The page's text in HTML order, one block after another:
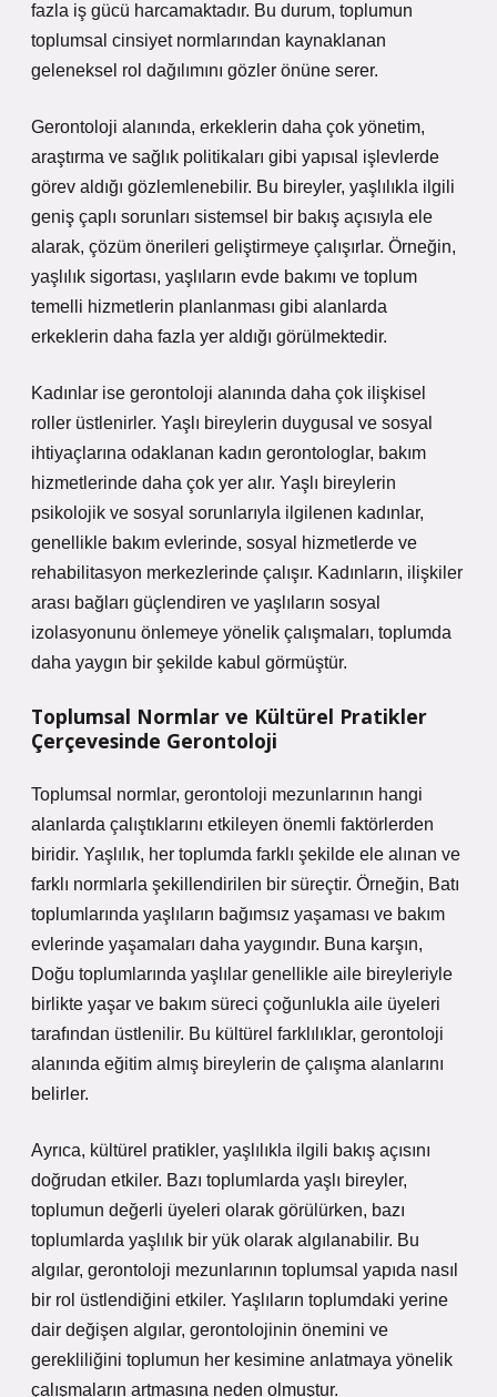
fazla iş gücü harcamaktadır. Bu durum, toplumun
toplumsal cinsiyet normlarından kaynaklanan
geleneksel rol dağılımını gözler önüne serer.
Gerontoloji alanında, erkeklerin daha çok yönetim,
araştırma ve sağlık politikaları gibi yapısal işlevlerde
görev aldığı gözlemlenebilir. Bu bireyler, yaşlılıkla ilgili
geniş çaplı sorunları sistemsel bir bakış açısıyla ele
alarak, çözüm önerileri geliştirmeye çalışırlar. Örneğin,
yaşlılık sigortası, yaşlıların evde bakımı ve toplum
temelli hizmetlerin planlanması gibi alanlarda
erkeklerin daha fazla yer aldığı görülmektedir.
Kadınlar ise gerontoloji alanında daha çok ilişkisel
roller üstlenirler. Yaşlı bireylerin duygusal ve sosyal
ihtiyaçlarına odaklanan kadın gerontologlar, bakım
hizmetlerinde daha çok yer alır. Yaşlı bireylerin
psikolojik ve sosyal sorunlarıyla ilgilenen kadınlar,
genellikle bakım evlerinde, sosyal hizmetlerde ve
rehabilitasyon merkezlerinde çalışır. Kadınların, ilişkiler
arası bağları güçlendiren ve yaşlıların sosyal
izolasyonunu önlemeye yönelik çalışmaları, toplumda
daha yaygın bir şekilde kabul görmüştür.
Toplumsal Normlar ve Kültürel Pratikler
Çerçevesinde Gerontoloji
Toplumsal normlar, gerontoloji mezunlarının hangi
alanlarda çalıştıklarını etkileyen önemli faktörlerden
biridir. Yaşlılık, her toplumda farklı şekilde ele alınan ve
farklı normlarla şekillendirilen bir süreçtir. Örneğin, Batı
toplumlarında yaşlıların bağımsız yaşaması ve bakım
evlerinde yaşamaları daha yaygındır. Buna karşın,
Doğu toplumlarında yaşlılar genellikle aile bireyleriyle
birlikte yaşar ve bakım süreci çoğunlukla aile üyeleri
tarafından üstlenilir. Bu kültürel farklılıklar, gerontoloji
alanında eğitim almış bireylerin de çalışma alanlarını
belirler.
Ayrıca, kültürel pratikler, yaşlılıkla ilgili bakış açısını
doğrudan etkiler. Bazı toplumlarda yaşlı bireyler,
toplumun değerli üyeleri olarak görülürken, bazı
toplumlarda yaşlılık bir yük olarak algılanabilir. Bu
algılar, gerontoloji mezunlarının toplumsal yapıda nasıl
bir rol üstlendiğini etkiler. Yaşlıların toplumdaki yerine
dair değişen algılar, gerontolojinin önemini ve
gerekliliğini toplumun her kesimine anlatmaya yönelik
çalışmaların artmasına neden olmuştur.